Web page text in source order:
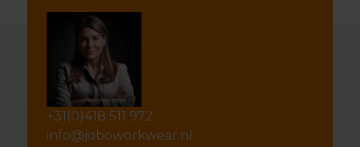
+31(0)418 511 972
info@joboworkwear.nl